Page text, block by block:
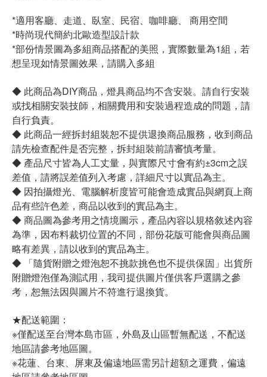
*適用客廳、走道、臥室、民宿、咖啡廳、 商用空間
*時尚現代簡約北歐造型設計款
*部份情景圖為多組商品搭配的美照，實際數量為1組，若
想呈現如情景圖效果，請購入多組
◆ 此商品為DIY商品，燈具商品均不含安裝。請自行安裝
或找相關安裝技師，相關費用和安裝過程造成的問題，請
自行負責。
◆ 此商品一經拆封組裝恕不提供退換商品服務，收到商品
請先檢查配件是否完整，拆封組裝前請審慎考量。
◆ 產品尺寸皆為人工丈量，與實際尺寸會有約±3cm之誤
差值，請將誤差值列入考慮，詳細尺寸以實品為主。
◆ 因拍攝燈光、電腦解析度皆可能會造成實品與網頁上商
品有些許色差，商品以收到的實品為主。
◆ 商品圖為參考用之情境圖示，產品內容以規格敘述內容
為準，因布料裁切位置的不同，部份花版可能會與商品圖
略有差異，請以收到的實品為主。
◆ 「隨貨附贈之燈泡恕不挑款挑色也不提供保固」出貨所
附贈燈泡僅為測試用，我司提供圖片僅供客戶選購之參
考，恕無法因與圖片不符進行退換貨。
★配送範圍：
※僅配送至台灣本島市區，外島及山區暫無配送，不配送
地區請參考地區圖。
※花蓮、台東、屏東及偏遠地區需另計超額之運費，偏遠